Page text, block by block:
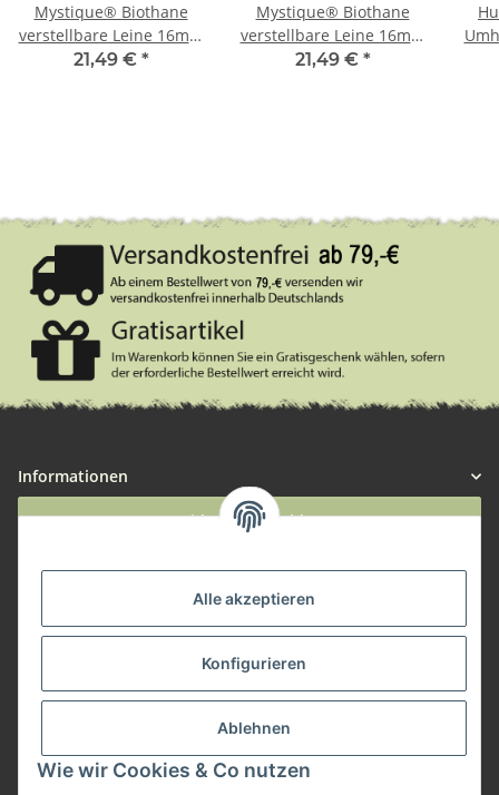
Alle akzeptieren
Konfigurieren
Ablehnen
Wie wir Cookies & Co nutzen
Mystique® Biothane
verstellbare Leine 16mm
neon gelb 200cm
21,49 € *
Mystique® Biothane
verstellbare Leine 16mm
blau 200cm
21,49 € *
Informationen
Widerruf anmelden
Herstellerinformationen